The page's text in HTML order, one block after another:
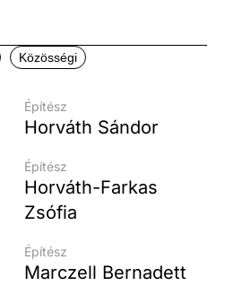
Közösségi
Építész
Horváth Sándor
Építész
Horváth-Farkas
Zsófia
Építész
Marczell Bernadett